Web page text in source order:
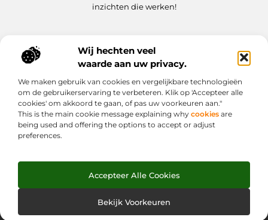
Wij hechten veel
waarde aan uw privacy.
We maken gebruik van cookies en vergelijkbare technologieën
om de gebruikerservaring te verbeteren. Klik op 'Accepteer alle
cookies' om akkoord te gaan, of pas uw voorkeuren aan."
This is the main cookie message explaining why cookies are
being used and offering the options to accept or adjust
preferences.
Accepteer Alle Cookies
Bekijk Voorkeuren
inzichten die werken!
Onze informatie
Bericht categorie
Website index Cookiebeleid (EU)
@2025 www.weekjesafari.nl. All Right Reserved.